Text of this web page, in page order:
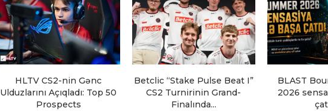
HLTV CS2-nin Gənc
Ulduzlarını Açıqladı: Top 50
Prospects
Betclic “Stake Pulse Beat I”
CS2 Turnirinin Grand-
Finalında...
BLAST
2026